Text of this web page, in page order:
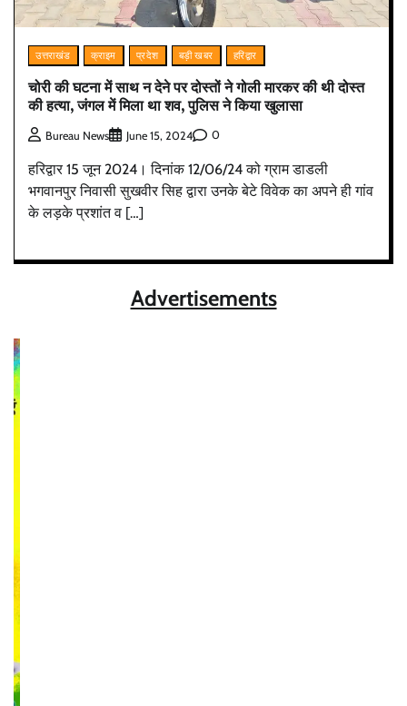
उत्तराखंड क्राइम प्रदेश बड़ी खबर हरिद्वार
चोरी की घटना में साथ न देने पर दोस्तों ने गोली मारकर की थी दोस्त
की हत्या, जंगल में मिला था शव, पुलिस ने किया खुलासा
Bureau News June 15, 2024 0
हरिद्वार 15 जून 2024। दिनांक 12/06/24 को ग्राम डाडली
भगवानपुर निवासी सुखवीर सिह द्वारा उनके बेटे विवेक का अपने ही गांव
के लड़के प्रशांत व […]
Advertisements